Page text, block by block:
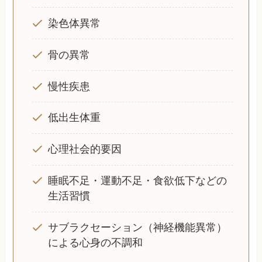
染色体異常
骨の異常
慢性疾患
低出生体重
心理社会的要因
睡眠不足・運動不足・食欲低下などの
生活習慣
サブラクセーション（神経機能異常）
による心身の不調和